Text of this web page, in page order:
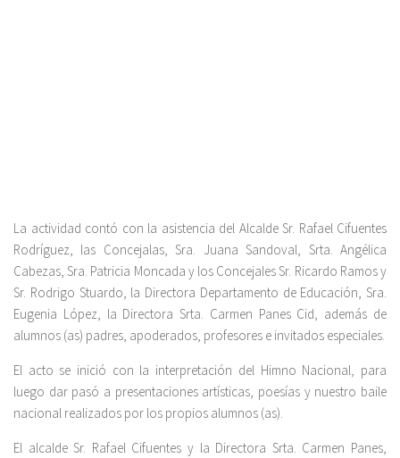
La actividad contó con la asistencia del Alcalde Sr. Rafael Cifuentes
Rodríguez, las Concejalas, Sra. Juana Sandoval, Srta. Angélica
Cabezas, Sra. Patricia Moncada y los Concejales Sr. Ricardo Ramos y
Sr. Rodrigo Stuardo, la Directora Departamento de Educación, Sra.
Eugenia López, la Directora Srta. Carmen Panes Cid, además de
alumnos (as) padres, apoderados, profesores e invitados especiales.
El acto se inició con la interpretación del Himno Nacional, para
luego dar pasó a presentaciones artísticas, poesías y nuestro baile
nacional realizados por los propios alumnos (as).
El alcalde Sr. Rafael Cifuentes y la Directora Srta. Carmen Panes,